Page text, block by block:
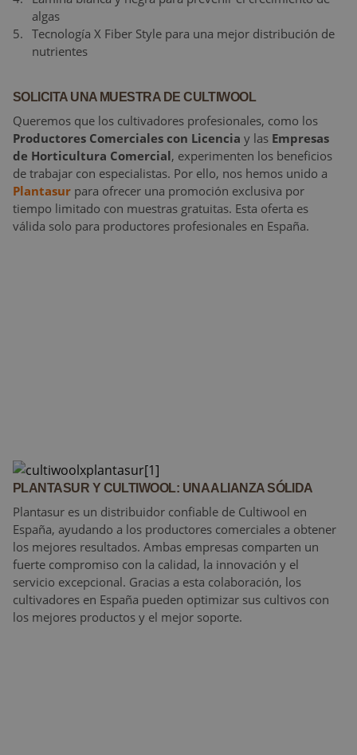
algas
Tecnología X Fiber Style para una mejor distribución de
nutrientes
SOLICITA UNA MUESTRA DE CULTIWOOL
Queremos que los cultivadores profesionales, como los
Productores Comerciales con Licencia y las Empresas
de Horticultura Comercial, experimenten los beneficios
de trabajar con especialistas. Por ello, nos hemos unido a
Plantasur para ofrecer una promoción exclusiva por
tiempo limitado con muestras gratuitas. Esta oferta es
válida solo para productores profesionales en España.
PLANTASUR Y CULTIWOOL: UNA ALIANZA SÓLIDA
Plantasur es un distribuidor confiable de Cultiwool en
España, ayudando a los productores comerciales a obtener
los mejores resultados. Ambas empresas comparten un
fuerte compromiso con la calidad, la innovación y el
servicio excepcional. Gracias a esta colaboración, los
cultivadores en España pueden optimizar sus cultivos con
los mejores productos y el mejor soporte.